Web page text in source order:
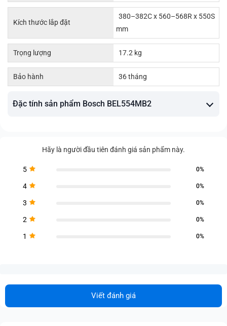
Kích thước lắp đặt
380–382C x 560–568R x 550S
mm
Trọng lượng 17.2 kg
Bảo hành 36 tháng
Đặc tính sản phẩm Bosch BEL554MB2
Hãy là người đầu tiên đánh giá sản phẩm này.
5 0%
4 0%
3 0%
2 0%
1 0%
Viết đánh giá